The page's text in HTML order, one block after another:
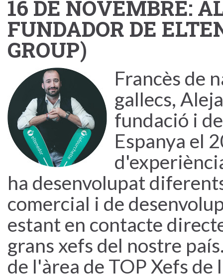
16 DE NOVEMBRE:
FUNDADOR DE
GROUP)
Francès de
gallecs,
fundació i
Espanya el
ha desenvolupat
comercial i de
estant en contacte
grans xefs del nostre
de l'àrea de TOP Xefs de